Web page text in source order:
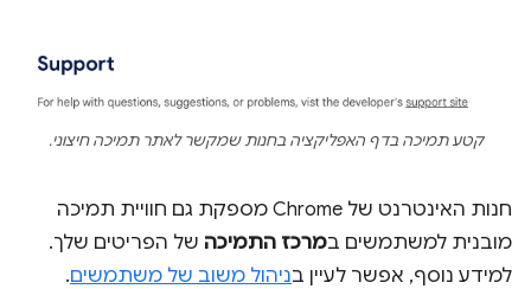
קטע תמיכה בדף האפליקציה בחנות שמקשר לאתר תמיכה חיצוני.
חנות האינטרנט של Chrome מספקת גם חוויית תמיכה
מובנית למשתמשים במרכז התמיכה של הפריטים שלך.
למידע נוסף, אפשר לעיין בניהול משוב של משתמשים.